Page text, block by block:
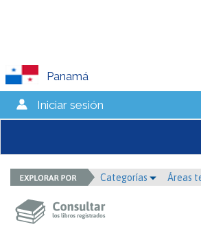
Panamá
Iniciar sesión
Categorías Áreas